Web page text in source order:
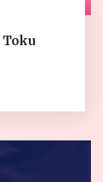
Toku